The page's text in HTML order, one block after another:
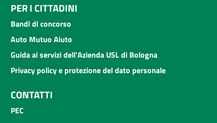
PER I CITTADINI
Bandi di concorso
Auto Mutuo Aiuto
Guida ai servizi dell'Azienda USL di Bologna
Privacy policy e protezione del dato personale
CONTATTI
PEC